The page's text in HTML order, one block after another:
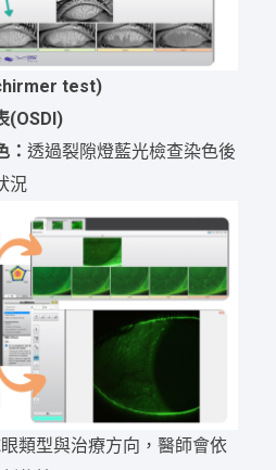
test)
(OSDI)
： 透過裂隙燈藍光檢查染色後
況
類型與治療方向，醫師會依